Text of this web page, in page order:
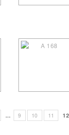
… 9 10 11 12